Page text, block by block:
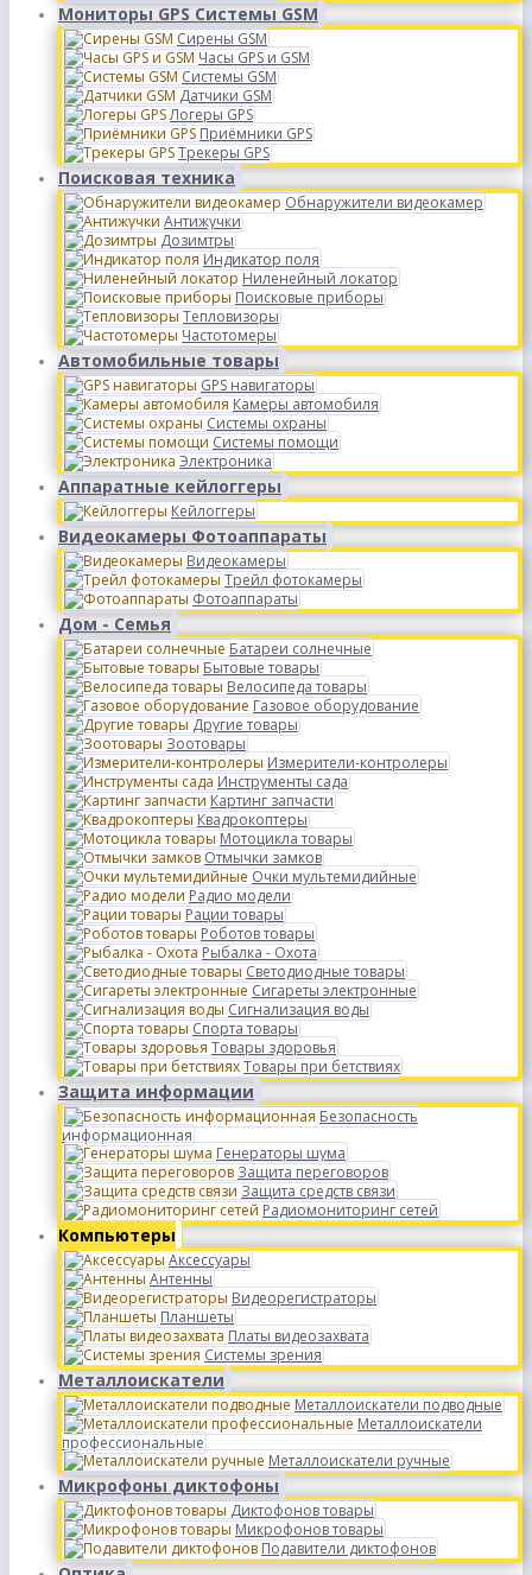
Мониторы GPS Системы GSM
Сирены GSM
Часы GPS и GSM
Системы GSM
Датчики GSM
Логеры GPS
Приёмники GPS
Трекеры GPS
Поисковая техника
Обнаружители видеокамер
Антижучки
Дозимтры
Индикатор поля
Ниленейный локатор
Поисковые приборы
Тепловизоры
Частотомеры
Автомобильные товары
GPS навигаторы
Камеры автомобиля
Системы охраны
Системы помощи
Электроника
Аппаратные кейлоггеры
Кейлоггеры
Видеокамеры Фотоаппараты
Видеокамеры
Трейл фотокамеры
Фотоаппараты
Дом - Семья
Батареи солнечные
Бытовые товары
Велосипеда товары
Газовое оборудование
Другие товары
Зоотовары
Измерители-контролеры
Инструменты сада
Картинг запчасти
Квадрокоптеры
Мотоцикла товары
Отмычки замков
Очки мультемидийные
Радио модели
Рации товары
Роботов товары
Рыбалка - Охота
Светодиодные товары
Сигареты электронные
Сигнализация воды
Спорта товары
Товары здоровья
Товары при бетствиях
Защита информации
Безопасность
информационная
Генераторы шума
Защита переговоров
Защита средств связи
Радиомониторинг сетей
Компьютеры
Аксессуары
Антенны
Видеорегистраторы
Планшеты
Платы видеозахвата
Системы зрения
Металлоискатели
Металлоискатели подводные
Металлоискатели
профессиональные
Металлоискатели ручные
Микрофоны диктофоны
Диктофонов товары
Микрофонов товары
Подавители диктофонов